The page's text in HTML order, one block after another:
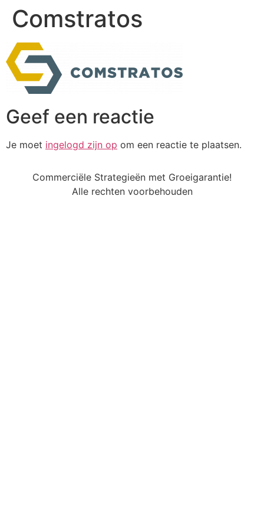
Comstratos
Geef een reactie
Je moet ingelogd zijn op om een reactie te plaatsen.
Commerciële Strategieën met Groeigarantie!
Alle rechten voorbehouden